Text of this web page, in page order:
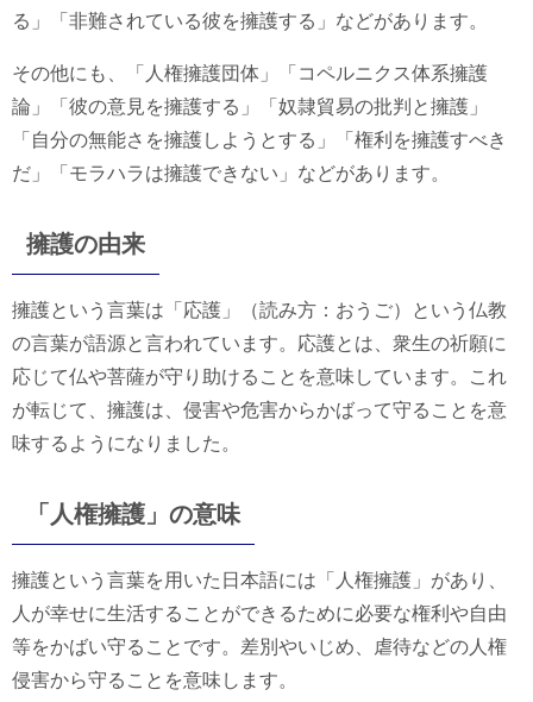
る」「非難されている彼を擁護する」などがあります。
その他にも、「人権擁護団体」「コペルニクス体系擁護
論」「彼の意見を擁護する」「奴隷貿易の批判と擁護」
「自分の無能さを擁護しようとする」「権利を擁護すべき
だ」「モラハラは擁護できない」などがあります。
擁護の由来
擁護という言葉は「応護」（読み方：おうご）という仏教
の言葉が語源と言われています。応護とは、衆生の祈願に
応じて仏や菩薩が守り助けることを意味しています。これ
が転じて、擁護は、侵害や危害からかばって守ることを意
味するようになりました。
「人権擁護」の意味
擁護という言葉を用いた日本語には「人権擁護」があり、
人が幸せに生活することができるために必要な権利や自由
等をかばい守ることです。差別やいじめ、虐待などの人権
侵害から守ることを意味します。